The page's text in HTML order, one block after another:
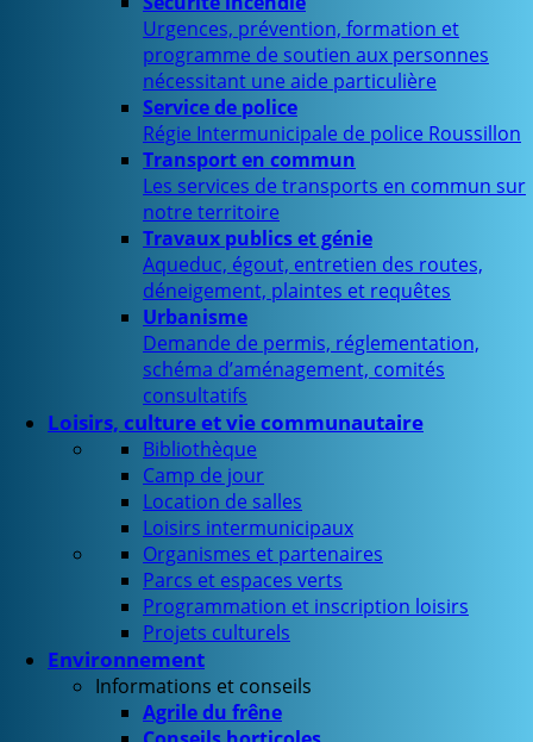
Urgences, prévention, formation et
programme de soutien aux personnes
nécessitant une aide particulière
Service de police
Régie Intermunicipale de police Roussillon
Transport en commun
Les services de transports en commun sur
notre territoire
Travaux publics et génie
Aqueduc, égout, entretien des routes,
déneigement, plaintes et requêtes
Urbanisme
Demande de permis, réglementation,
schéma d’aménagement, comités
consultatifs
Loisirs, culture et vie communautaire
Bibliothèque
Camp de jour
Location de salles
Loisirs intermunicipaux
Organismes et partenaires
Parcs et espaces verts
Programmation et inscription loisirs
Projets culturels
Environnement
Informations et conseils
Agrile du frêne